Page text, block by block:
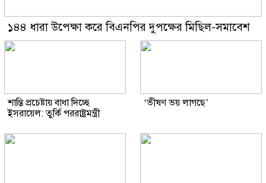
১৪৪ ধারা উপেক্ষা করে বিএনপির দুপক্ষের মিছিল-সমাবেশ
শান্তি প্রচেষ্টায় বাধা দিচ্ছে
ইসরায়েল: তুর্কি পররাষ্ট্রমন্ত্রী
‘ভীষণ ভয় লাগছে’